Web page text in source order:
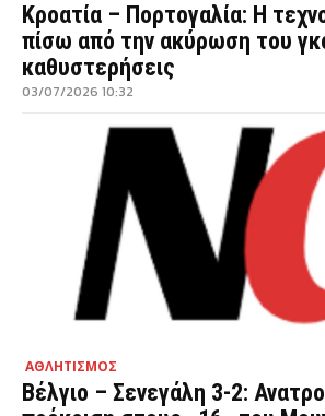
Κροατία – Πορτογαλία: Η
πίσω από την ακύρωση του
καθυστερήσεις
03/07/2026 10:32
ΑΘΛΗΤΙΣΜΟΣ
Βέλγιο – Σενεγάλη 3-2: